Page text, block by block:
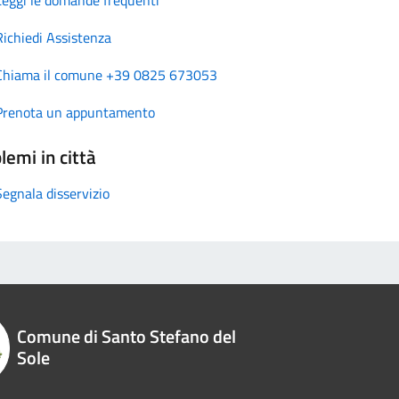
Assistenza
il comune +39 0825 673053
un appuntamento
in città
disservizio
Comune di Santo Stefano del
Sole